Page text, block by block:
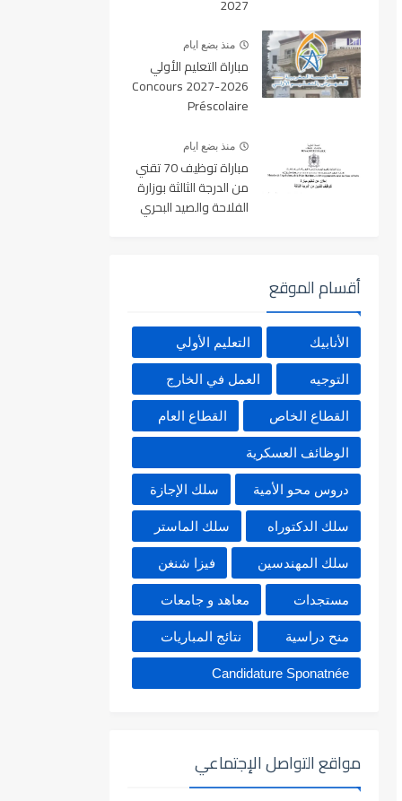
2027
منذ بضع ايام
مباراة التعليم الأولي
2026-2027 Concours
Préscolaire
منذ بضع ايام
مباراة توظيف 70 تقني
من الدرجة الثالثة بوزارة
الفلاحة والصيد البحري
أقسام الموقع
الأنابيك التعليم الأولي
التوجيه العمل في الخارج
القطاع الخاص القطاع العام
الوظائف العسكرية
دروس محو الأمية سلك الإجازة
سلك الدكتوراه سلك الماستر
سلك المهندسين فيزا شنغن
مستجدات معاهد و جامعات
منح دراسية نتائج المباريات
Candidature Sponatnée
مواقع التواصل الإجتماعي